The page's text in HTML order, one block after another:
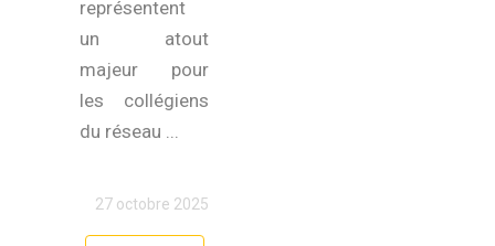
représentent
un atout
majeur pour
les collégiens
du réseau ...
27 octobre 2025